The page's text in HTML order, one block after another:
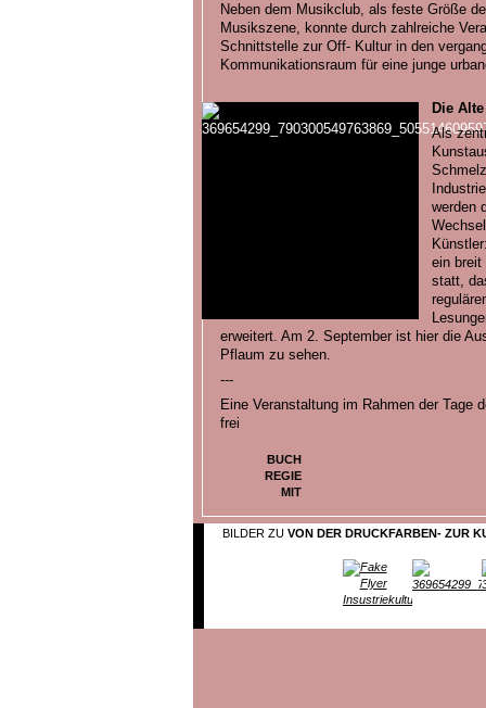
Neben dem Musikclub, als feste Größe
Musikszene, konnte durch zahlreiche
Schnittstelle zur Off- Kultur in den
Kommunikationsraum für eine junge
Die
Als
werden
ein breit
statt,
erweitert. Am 2. September ist hier die
Pflaum zu sehen.
---
Eine Veranstaltung im Rahmen der Tage
frei
BUCH
REGIE
MIT
BILDER ZU VON DER DRUCKFARBEN- ZUR